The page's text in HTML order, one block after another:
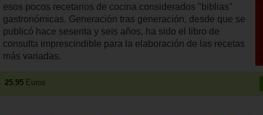
esos pocos recetarios de cocina considerados "biblias"
gastronómicas. Generación tras generación, desde que se
publicó hace sesenta y seis años, ha sido el libro de
consulta imprescindible para la elaboración de las recetas
más variadas.
25.95 Euros